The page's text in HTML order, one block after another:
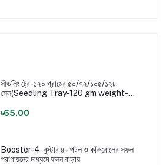
সীডলিং ট্রে-১২০ গ্রামের ৫০/৭২/১০৫/১২৮
সেল(Seedling Tray-120 gm weight-
৳65.00
Booster-4-বুস্টার ৪- পটল ও কাঁকরোলের সফল
পরাগায়নের মাধ্যমে ফলন বাড়ায়